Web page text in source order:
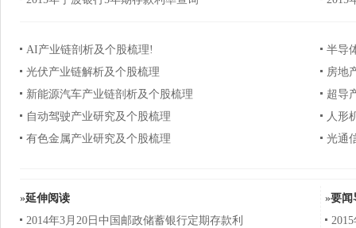
AI产业链剖析及个股梳理!
半导
光伏产业链解析及个股梳理
房地
新能源汽车产业链剖析及个股梳理
超导
自动驾驶产业研究及个股梳理
人形
有色金属产业研究及个股梳理
光通
»延伸阅读
2014年3月20日中国邮政储蓄银行定期存款利
»要闻